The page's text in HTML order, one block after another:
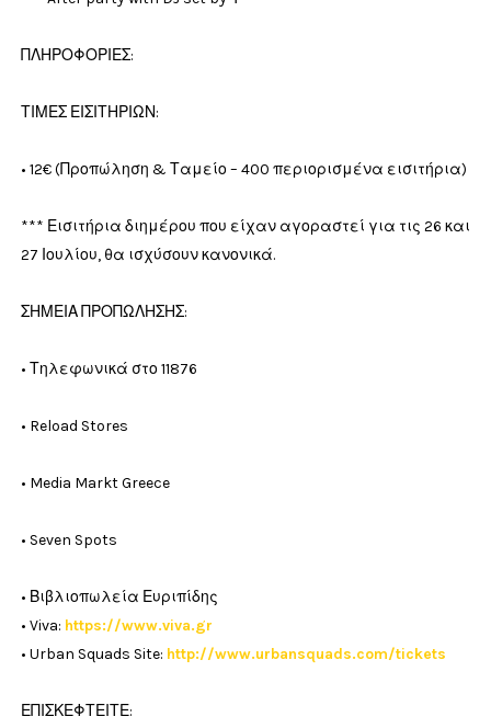
ΠΛΗΡΟΦΟΡΙΕΣ:
ΤΙΜΕΣ ΕΙΣΙΤΗΡΙΩΝ:
• 12€ (Προπώληση & Ταμείο – 400 περιορισμένα εισιτήρια)
*** Εισιτήρια διημέρου που είχαν αγοραστεί για τις 26 και
27 Ιουλίου, θα ισχύσουν κανονικά.
ΣΗΜΕΙΑ ΠΡΟΠΩΛΗΣΗΣ:
• Τηλεφωνικά στο 11876
• Reload Stores
• Media Markt Greece
• Seven Spots
• Βιβλιοπωλεία Ευριπίδης
• Viva: https://www.viva.gr
• Urban Squads Site: http://www.urbansquads.com/tickets
ΕΠΙΣΚΕΦΤΕΙΤΕ: